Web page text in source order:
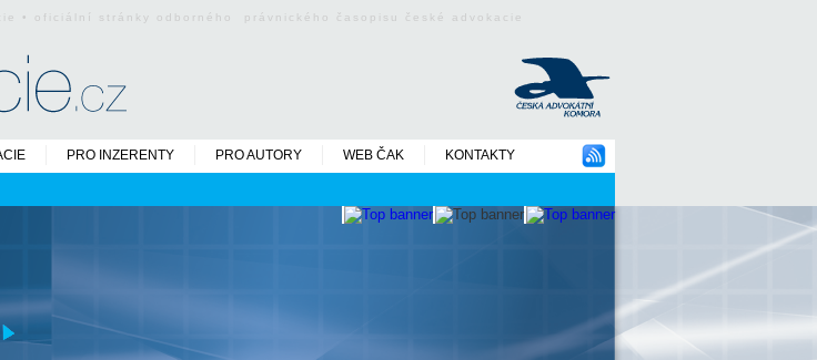
• oficiální stránky odborného právnického časopisu české advokacie
PRO INZERENTY PRO AUTORY WEB ČAK KONTAKTY